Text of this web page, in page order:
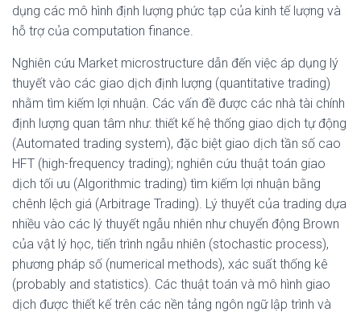
dụng các mô hình định lượng phức tạp của kinh tế lượng và
hỗ trợ của computation finance.
Nghiên cứu Market microstructure dẫn đến việc áp dụng lý
thuyết vào các giao dịch định lượng (quantitative trading)
nhằm tìm kiếm lợi nhuận. Các vấn đề được các nhà tài chính
định lượng quan tâm như: thiết kế hệ thống giao dịch tự động
(Automated trading system), đặc biệt giao dịch tần số cao
HFT (high-frequency trading); nghiên cứu thuật toán giao
dịch tối ưu (Algorithmic trading) tìm kiếm lợi nhuận bằng
chênh lệch giá (Arbitrage Trading). Lý thuyết của trading dựa
nhiều vào các lý thuyết ngẫu nhiên như chuyển động Brown
của vật lý học, tiến trình ngẫu nhiên (stochastic process),
phương pháp số (numerical methods), xác suất thống kê
(probably and statistics). Các thuật toán và mô hình giao
dịch được thiết kế trên các nền tảng ngôn ngữ lập trình và